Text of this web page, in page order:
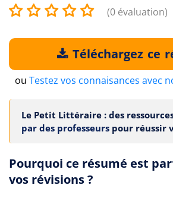
(0 évaluation)
Téléchargez ce
ou Testez vos connaisances avec
Le Petit Littéraire : des
par des professeurs pour réussir
Pourquoi ce résumé est
vos révisions ?